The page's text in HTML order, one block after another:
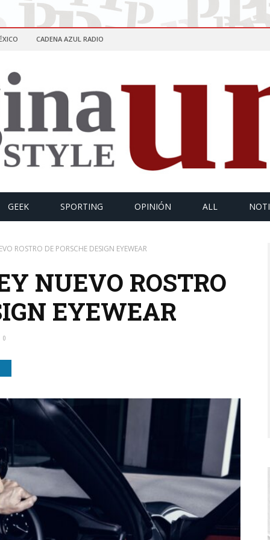
CADENA AZUL RADIO
GEEK SPORTING OPINIÓN ALL
ROSTRO DE PORSCHE DESIGN EYEWEAR
NUEVO ROSTRO
EYEWEAR
0